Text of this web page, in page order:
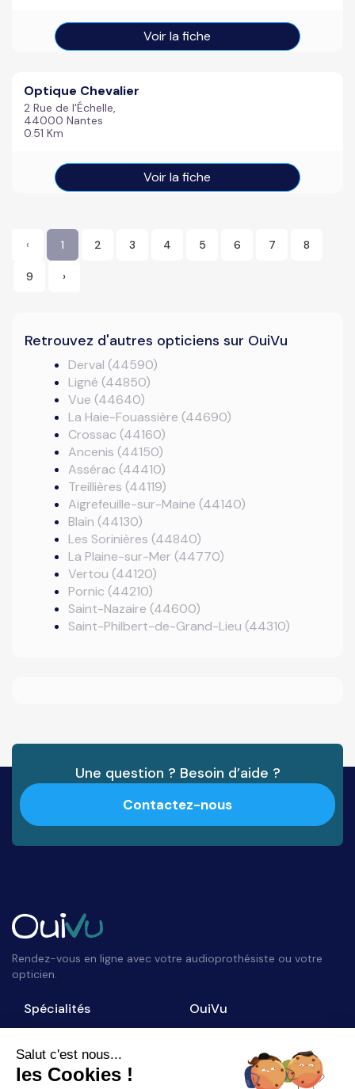
Voir la fiche
Optique Chevalier
2 Rue de l'Échelle,
44000 Nantes
0.51 Km
Voir la fiche
‹ 1 2 3 4 5 6 7 8
9 ›
Retrouvez d'autres opticiens sur OuiVu
Derval (44590)
Ligné (44850)
Vue (44640)
La Haie-Fouassière (44690)
Crossac (44160)
Ancenis (44150)
Assérac (44410)
Treillières (44119)
Aigrefeuille-sur-Maine (44140)
Blain (44130)
Les Sorinières (44840)
La Plaine-sur-Mer (44770)
Vertou (44120)
Pornic (44210)
Saint-Nazaire (44600)
Saint-Philbert-de-Grand-Lieu (44310)
Une question ? Besoin d’aide ?
Contactez-nous
Rendez-vous en ligne avec votre audioprothésiste ou votre
opticien.
Spécialités
Opticiens
Audioprothésistes
OuiVu
Qui sommes-nous ?
Nous contacter
Accès professionnel
Salut c'est nous...
les Cookies !